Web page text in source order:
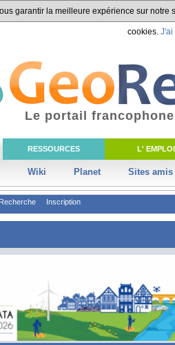
garantir la meilleure expérience sur
cookies. J'ai
RESSOURCES L' EMPLOI
Wiki Planet Sites amis
Le portail
Recherche Inscription